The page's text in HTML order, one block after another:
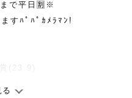
で平日🈹※
ますﾊﾟﾊﾟｶﾒﾗﾏﾝ!
(23.9)
る